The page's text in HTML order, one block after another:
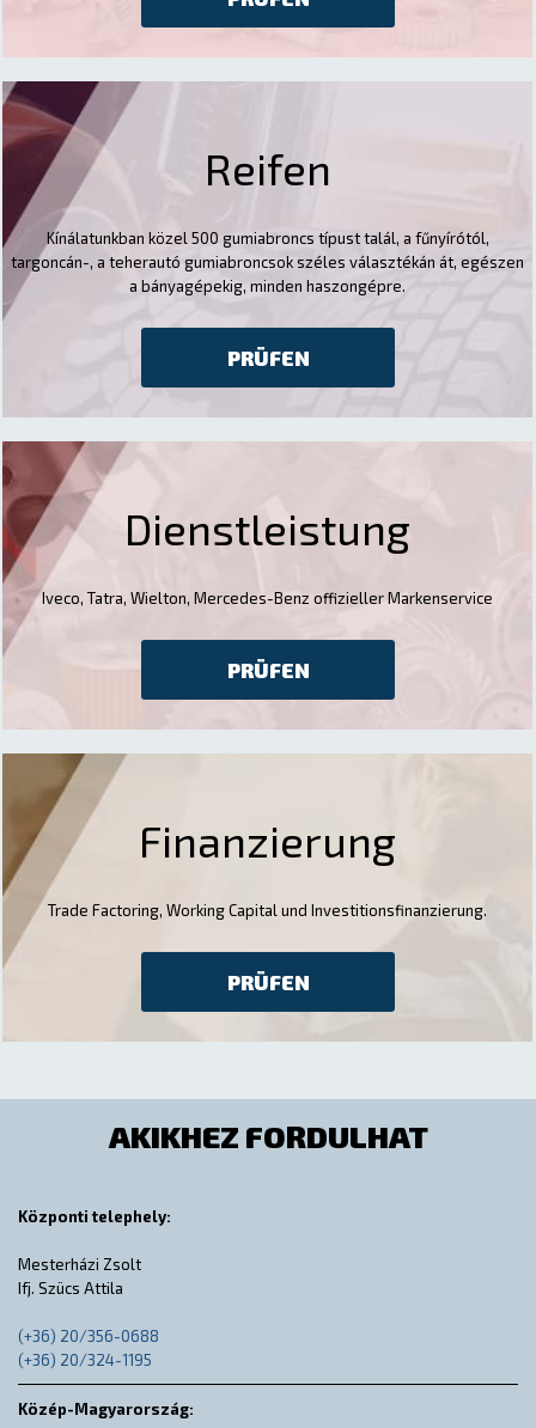
Reifen
Kínálatunkban közel 500 gumiabroncs típust talál, a fűnyírótól,
targoncán-, a teherautó gumiabroncsok széles választékán át, egészen
a bányagépekig, minden haszongépre.
PRÜFEN
Dienstleistung
Iveco, Tatra, Wielton, Mercedes-Benz offizieller Markenservice
PRÜFEN
Finanzierung
Trade Factoring, Working Capital und Investitionsfinanzierung.
PRÜFEN
AKIKHEZ FORDULHAT
Központi telephely:
Mesterházi Zsolt
Ifj. Szücs Attila
(+36) 20/356-0688
(+36) 20/324-1195
Közép-Magyarország: